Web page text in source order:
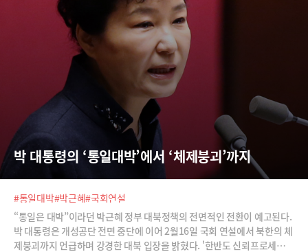
박 대통령의 ‘통일대박’에서 ‘체제붕괴’까지
#통일대박#박근혜#국회연설
“통일은 대박”이라던 박근혜 정부 대북정책의 전면적인 전환이 예고된다.
박 대통령은 개성공단 전면 중단에 이어 2월16일 국회 연설에서 북한의 체
제붕괴까지 언급하며 강경한 대북 입장을 밝혔다. '한반도 신뢰프로세스-